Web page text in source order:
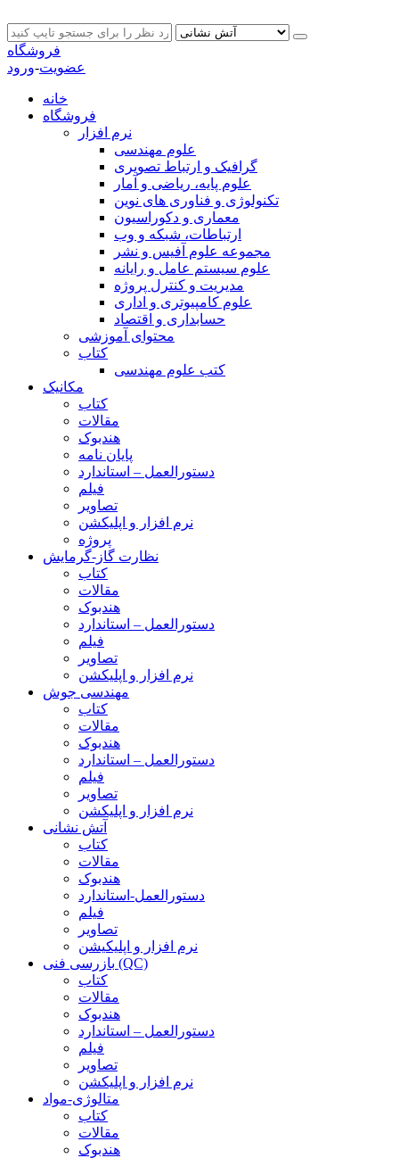
فروشگاه
عضویت-ورود
خانه
فروشگاه
نرم افزار
علوم مهندسی
گرافیک و ارتباط تصویری
علوم پایه، ریاضی و آمار
تکنولوژی و فناوری های نوین
معماری و دکوراسیون
ارتباطات، شبکه و وب
مجموعه علوم آفیس و نشر
علوم سیستم عامل و رایانه
مدیریت و کنترل پروژه
علوم کامپیوتری و اداری
حسابداری و اقتصاد
محتوای آموزشی
کتاب
کتب علوم مهندسی
مکانیک
کتاب
مقالات
هندبوک
پایان نامه
دستورالعمل – استاندارد
فیلم
تصاویر
نرم افزار و اپلیکشن
پروژه
نظارت گاز-گرمایش
کتاب
مقالات
هندبوک
دستورالعمل – استاندارد
فیلم
تصاویر
نرم افزار و اپلیکشن
مهندسی جوش
کتاب
مقالات
هندبوک
دستورالعمل – استاندارد
فیلم
تصاویر
نرم افزار و اپلیکشن
آتش نشانی
کتاب
مقالات
هندبوک
دستورالعمل-استاندارد
فیلم
تصاویر
نرم افزار و اپلیکیشن
بازرسی فنی (QC)
کتاب
مقالات
هندبوک
دستورالعمل – استاندارد
فیلم
تصاویر
نرم افزار و اپلیکشن
متالوژی-مواد
کتاب
مقالات
هندبوک